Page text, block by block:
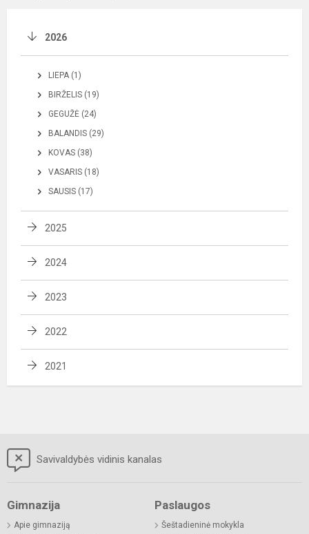
2026
LIEPA (1)
BIRŽELIS (19)
GEGUŽĖ (24)
BALANDIS (29)
KOVAS (38)
VASARIS (18)
SAUSIS (17)
2025
2024
2023
2022
2021
Savivaldybės vidinis kanalas
Gimnazija
Apie gimnaziją
Paslaugos
Šeštadieninė mokykla